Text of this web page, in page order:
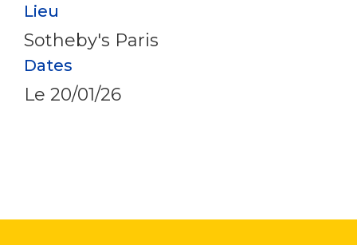
Lieu
Sotheby's Paris
Dates
Le 20/01/26